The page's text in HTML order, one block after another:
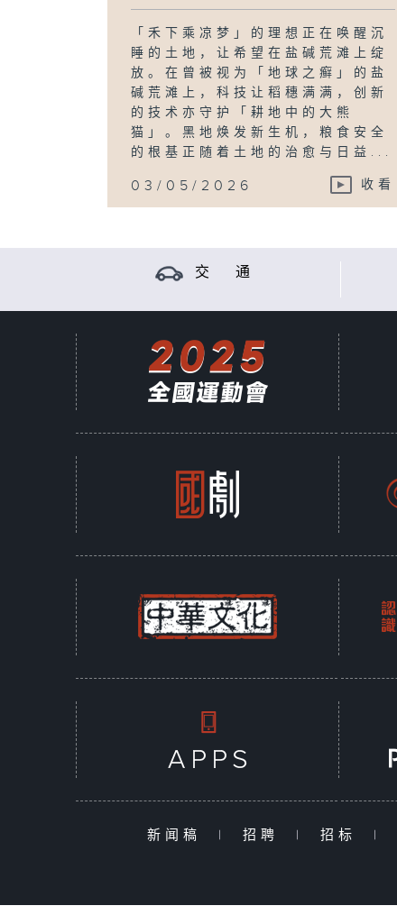
「禾下乘凉梦」的理想正在唤醒沉
睡的土地，让希望在盐碱荒滩上绽
放。在曾被视为「地球之癣」的盐
碱荒滩上，科技让稻穗满满，创新
的技术亦守护「耕地中的大熊
猫」。黑地焕发新生机，粮食安全
的根基正随着土地的治愈与日益...
03/05/2026 收看
交 通
新闻稿 | 招聘 | 招标 |